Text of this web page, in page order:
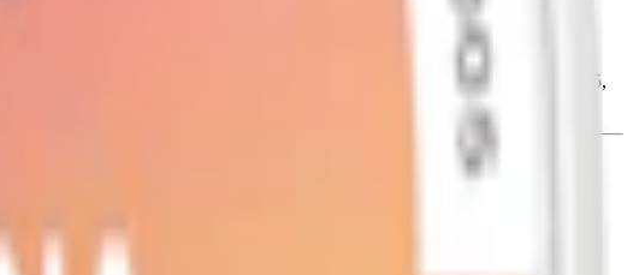
medel (E500, natriumkarbonater) samt sötningsmedel (E955,
smaken ger detta vita snus sin karaktär, där varje prilla kombinerar flera
samma smak som i den starkare varianten